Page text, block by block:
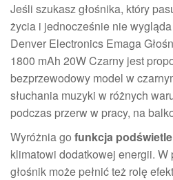
Jeśli szukasz głośnika, który
życia i jednocześnie nie wygląda
Denver Electronics Emaga
1800 mAh 20W Czarny jest
bezprzewodowy model w
słuchania muzyki w różnych
podczas przerw w pracy, na
Wyróżnia go funkcja
klimatowi dodatkowej energii. W
głośnik może pełnić też rolę